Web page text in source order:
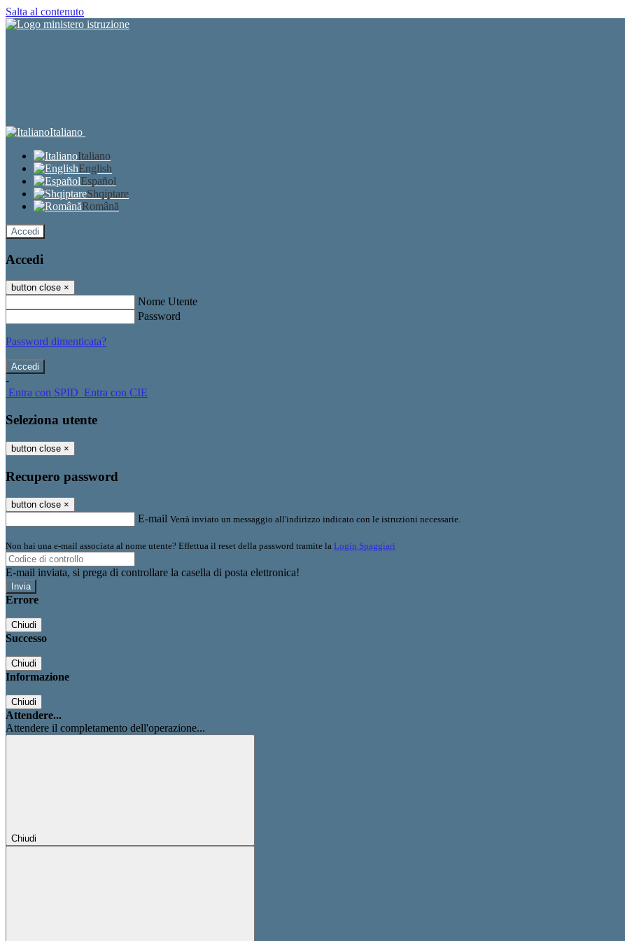
Salta al contenuto
Italiano
Italiano
English
Español
Shqiptare
Română
Accedi
Accedi
button close ×
Nome Utente
Password
Password dimenticata?
-
Entra con SPID Entra con CIE
Seleziona utente
button close ×
Recupero password
button close ×
E-mail Verrà inviato un messaggio all'indirizzo indicato con le istruzioni necessarie.
Non hai una e-mail associata al nome utente? Effettua il reset della password tramite la Login Spaggiari
E-mail inviata, si prega di controllare la casella di posta elettronica!
Errore
Chiudi
Successo
Chiudi
Informazione
Chiudi
Attendere...
Attendere il completamento dell'operazione...
Chiudi